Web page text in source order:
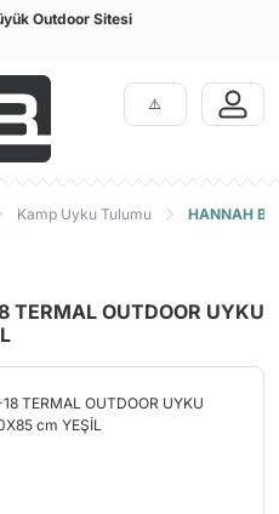
Outdoor Sitesi
Kamp Uyku Tulumu HANNAH
TERMAL OUTDOOR UYKU